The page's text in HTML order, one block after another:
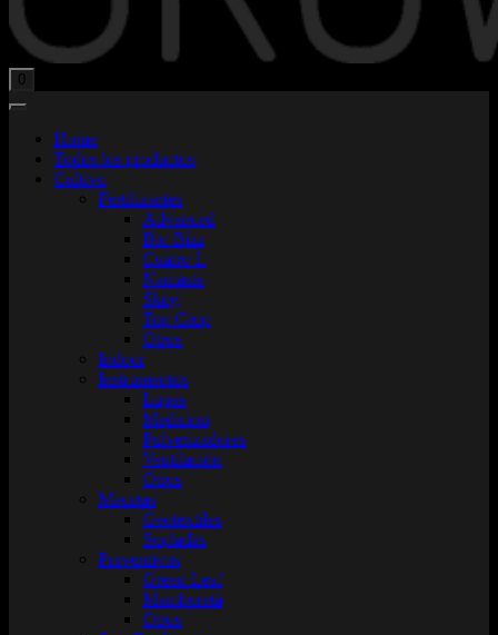
0
Home
Todos los productos
Cultivo
Fertilizantes
Advanced
Bio Bizz
Cuatro L
Namaste
Skog
Top Crop
Otros
Indoor
Instrumentos
Lupas
Medicion
Pulverizadores
Ventilación
Otros
Macetas
Geotextiles
Sopladas
Preventivos
Green Leaf
Mamboretá
Otros